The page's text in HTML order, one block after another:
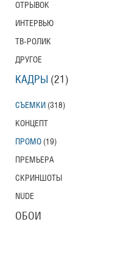
ОТРЫВОК
ИНТЕРВЬЮ
ТВ-РОЛИК
ДРУГОЕ
КАДРЫ (21)
СЪЕМКИ (318)
КОНЦЕПТ
ПРОМО (19)
ПРЕМЬЕРА
СКРИНШОТЫ
NUDE
ОБОИ